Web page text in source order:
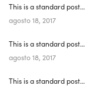
This is a standard post…
agosto 18, 2017
This is a standard post…
agosto 18, 2017
This is a standard post…